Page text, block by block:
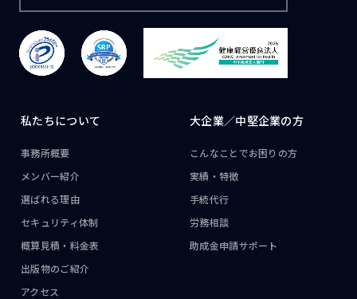
私たちについて
事務所概要
メンバー紹介
選ばれる理由
セキュリティ体制
概算見積・料金表
出版物のご紹介
アクセス
大企業／中堅企業の方
こんなことでお困りの方
実績・特徴
手続代行
労務相談
助成金申請サポート